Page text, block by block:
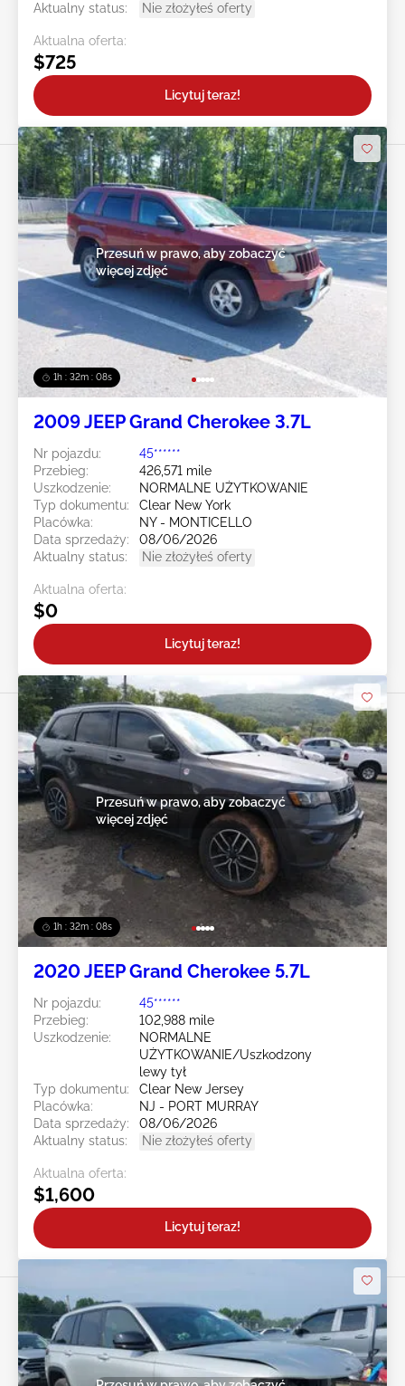
Aktualny status:
Nie złożyłeś oferty
Aktualna oferta:
$725
Licytuj teraz!
1h : 32m : 05s
Przesuń w prawo, aby zobaczyć
więcej zdjęć
2009 JEEP Grand Cherokee 3.7L
Nr pojazdu:
45******
Przebieg:
426,571 mile
Uszkodzenie:
NORMALNE UŻYTKOWANIE
Typ dokumentu:
Clear New York
Placówka:
NY - MONTICELLO
Data sprzedaży:
08/06/2026
Aktualny status:
Nie złożyłeś oferty
Aktualna oferta:
$0
Licytuj teraz!
1h : 32m : 05s
Przesuń w prawo, aby zobaczyć
więcej zdjęć
2020 JEEP Grand Cherokee 5.7L
Nr pojazdu:
45******
Przebieg:
102,988 mile
Uszkodzenie:
NORMALNE
UŻYTKOWANIE/Uszkodzony
lewy tył
Typ dokumentu:
Clear New Jersey
Placówka:
NJ - PORT MURRAY
Data sprzedaży:
08/06/2026
Aktualny status:
Nie złożyłeś oferty
Aktualna oferta:
$1,600
Licytuj teraz!